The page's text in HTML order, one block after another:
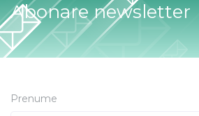
Abonare newsletter
Prenume